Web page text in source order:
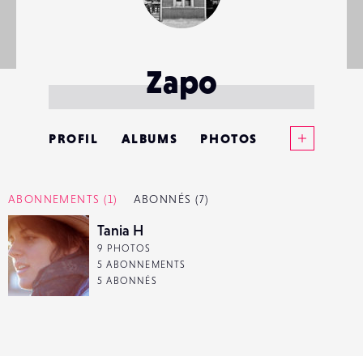
Zapo
PROFIL ALBUMS PHOTOS
ABONNEMENTS (1) ABONNÉS (7)
Tania H
9 PHOTOS
5 ABONNEMENTS
5 ABONNÉS